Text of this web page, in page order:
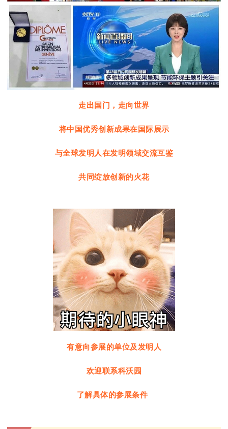
走出国门，走向世界
将中国优秀创新成果在国际展示
与全球发明人在发明领域交流互鉴
共同绽放创新的火花
有意向参展的单位及发明人
欢迎联系科沃园
了解具体的参展条件